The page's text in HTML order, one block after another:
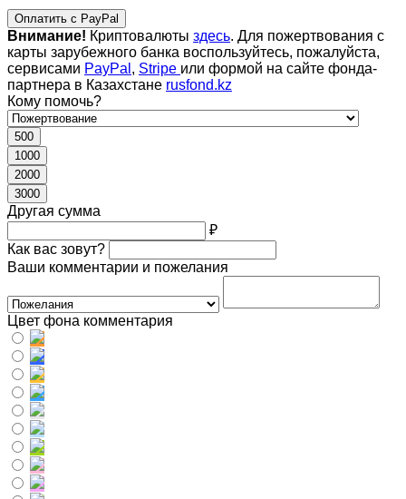
Оплатить с PayPal
Внимание! Криптовалюты здесь. Для пожертвования с
карты зарубежного банка воспользуйтесь, пожалуйста,
сервисами PayPal , Stripe или формой на сайте фонда-
партнера в Казахстане rusfond.kz
Кому помочь?
500
1000
2000
3000
Другая сумма
₽
Как вас зовут?
Ваши комментарии и пожелания
Цвет фона комментария